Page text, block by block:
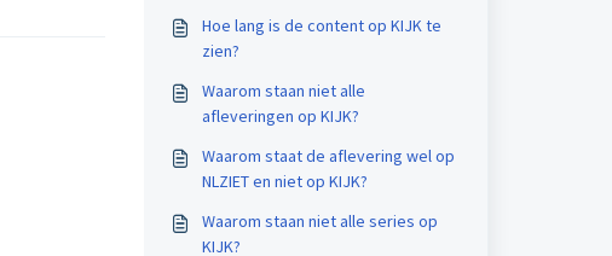
Hoe lang is de content op KIJK te
zien?
Waarom staan niet alle
afleveringen op KIJK?
Waarom staat de aflevering wel op
NLZIET en niet op KIJK?
Waarom staan niet alle series op
KIJK?